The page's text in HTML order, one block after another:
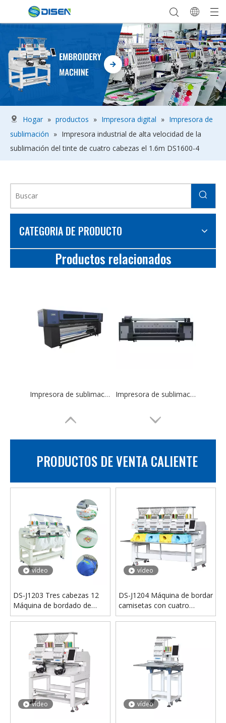
Hogar » productos » Impresora digital » Impresora de
sublimación » Impresora industrial de alta velocidad de la
sublimación del tinte de cuatro cabezas el 1.6m DS1600-4
CATEGORIA DE PRODUCTO
Productos relacionados
Impresora de sublimación multifunción 3.2M I3200 cabezas para tela Impresora de sublimación de gran formato DS2200-4, cuatro cabezales, 2,2 m, directa a la impresión textil de tela
vídeo
Impresora de sublimación de gran formato DS-M1902D
PRODUCTOS DE VENTA CALIENTE
vídeo
DS-J1203 Tres cabezas 12
Máquina de bordado de
agujas
vídeo
DS-J1204 Máquina de bordar
camisetas con cuatro
cabezas y 12 agujas
vídeo vídeo